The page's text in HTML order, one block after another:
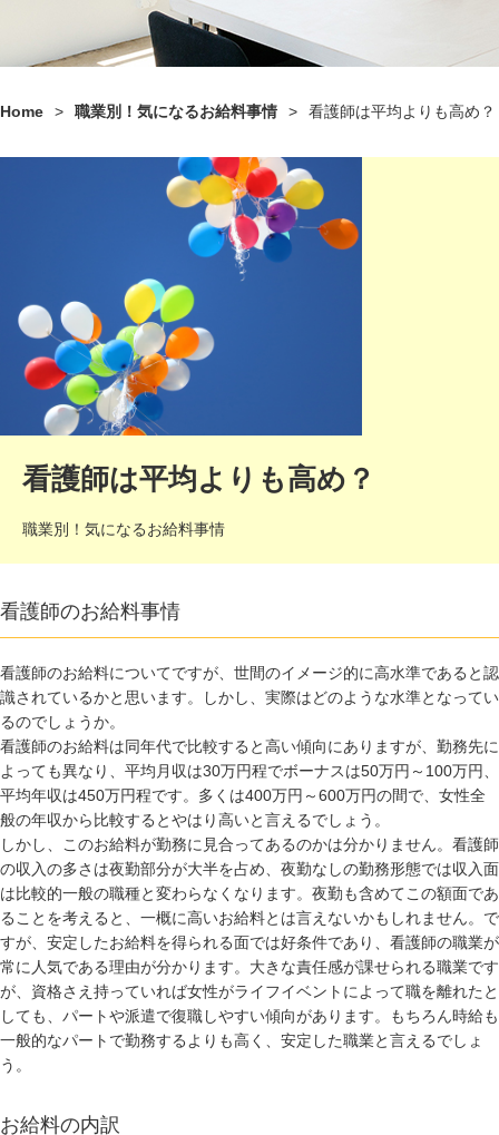
Home > 職業別！気になるお給料事情 > 看護師は平均よりも高め？
看護師は平均よりも高め？
職業別！気になるお給料事情
看護師のお給料事情
看護師のお給料についてですが、世間のイメージ的に高水準であると認
識されているかと思います。しかし、実際はどのような水準となってい
るのでしょうか。
看護師のお給料は同年代で比較すると高い傾向にありますが、勤務先に
よっても異なり、平均月収は30万円程でボーナスは50万円～100万円、
平均年収は450万円程です。多くは400万円～600万円の間で、女性全
般の年収から比較するとやはり高いと言えるでしょう。
しかし、このお給料が勤務に見合ってあるのかは分かりません。看護師
の収入の多さは夜勤部分が大半を占め、夜勤なしの勤務形態では収入面
は比較的一般の職種と変わらなくなります。夜勤も含めてこの額面であ
ることを考えると、一概に高いお給料とは言えないかもしれません。で
すが、安定したお給料を得られる面では好条件であり、看護師の職業が
常に人気である理由が分かります。大きな責任感が課せられる職業です
が、資格さえ持っていれば女性がライフイベントによって職を離れたと
しても、パートや派遣で復職しやすい傾向があります。もちろん時給も
一般的なパートで勤務するよりも高く、安定した職業と言えるでしょ
う。
お給料の内訳